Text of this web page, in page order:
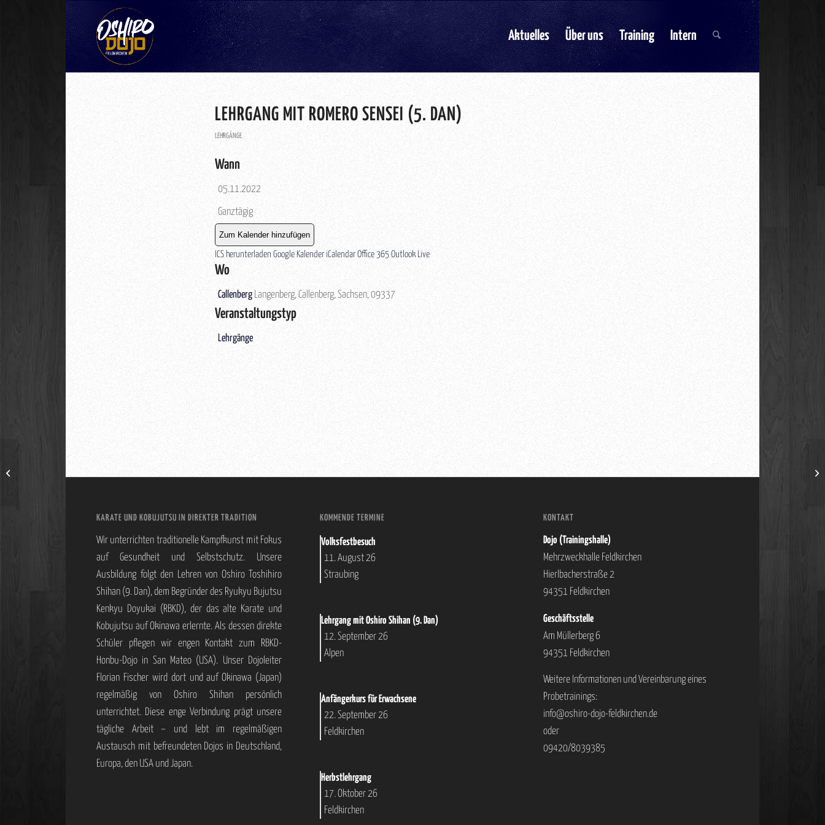
Aktuelles Über uns Training Intern
LEHRGANG MIT ROMERO SENSEI (5. DAN)
LEHRGÄNGE
Wann
05.11.2022
Ganztägig
Zum Kalender hinzufügen
ICS herunterladen Google Kalender iCalendar Office 365 Outlook Live
Wo
Callenberg Langenberg, Callenberg, Sachsen, 09337
Veranstaltungstyp
Lehrgänge
KARATE UND KOBUJUTSU IN DIREKTER TRADITION
Wir unterrichten traditionelle Kampfkunst mit Fokus
auf Gesundheit und Selbstschutz. Unsere
Ausbildung folgt den Lehren von Oshiro Toshihiro
Shihan (9. Dan), dem Begründer des Ryukyu Bujutsu
Kenkyu Doyukai (RBKD), der das alte Karate und
Kobujutsu auf Okinawa erlernte. Als dessen direkte
Schüler pflegen wir engen Kontakt zum RBKD-
Honbu-Dojo in San Mateo (USA). Unser Dojoleiter
Florian Fischer wird dort und auf Okinawa (Japan)
regelmäßig von Oshiro Shihan persönlich
unterrichtet. Diese enge Verbindung prägt unsere
tägliche Arbeit – und lebt im regelmäßigen
Austausch mit befreundeten Dojos in Deutschland,
Europa, den USA und Japan.
KOMMENDE TERMINE
Volksfestbesuch
11. August 26
Straubing
Lehrgang mit Oshiro Shihan (9. Dan)
12. September 26
Alpen
Anfängerkurs für Erwachsene
22. September 26
Feldkirchen
Herbstlehrgang
17. Oktober 26
Feldkirchen
KONTAKT
Dojo (Trainingshalle)
Mehrzweckhalle Feldkirchen
Hierlbacherstraße 2
94351 Feldkirchen
Geschäftsstelle
Am Müllerberg 6
94351 Feldkirchen
Weitere Informationen und Vereinbarung eines
Probetrainings:
info@oshiro-dojo-feldkirchen.de
oder
09420/8039385